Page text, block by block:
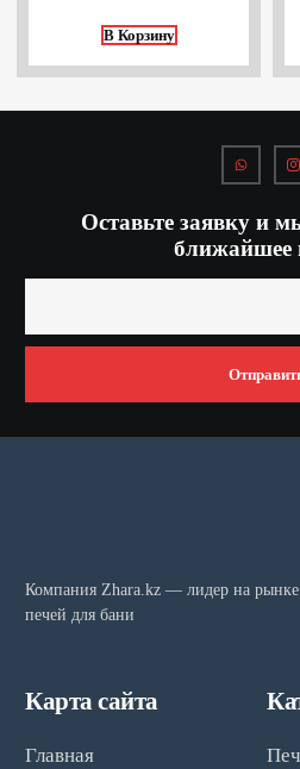
В Корзину
Оставьте заявку и
ближайшее
Компания Zhara.kz — лидер на рынке
печей для бани
Карта сайта
Главная